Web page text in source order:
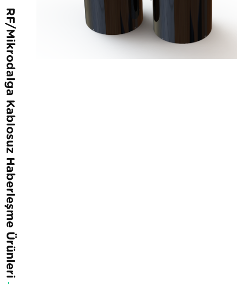
RF/Mikrodalga Kablosuz Haberleşme Ürünleri